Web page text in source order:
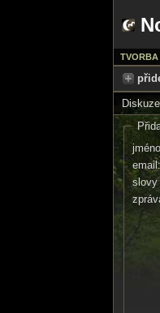
TVORBA
email:
slovy